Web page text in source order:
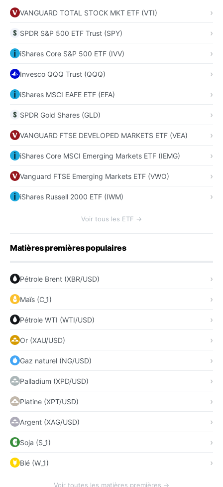
VANGUARD TOTAL STOCK MKT ETF (VTI)
SPDR S&P 500 ETF Trust (SPY)
iShares Core S&P 500 ETF (IVV)
Invesco QQQ Trust (QQQ)
iShares MSCI EAFE ETF (EFA)
SPDR Gold Shares (GLD)
VANGUARD FTSE DEVELOPED MARKETS ETF (VEA)
iShares Core MSCI Emerging Markets ETF (IEMG)
Vanguard FTSE Emerging Markets ETF (VWO)
iShares Russell 2000 ETF (IWM)
Voir tous les ETF →
Matières premières populaires
Pétrole Brent (XBR/USD)
Maïs (C_1)
Pétrole WTI (WTI/USD)
Or (XAU/USD)
Gaz naturel (NG/USD)
Palladium (XPD/USD)
Platine (XPT/USD)
Argent (XAG/USD)
Soja (S_1)
Blé (W_1)
Voir toutes les matières premières →